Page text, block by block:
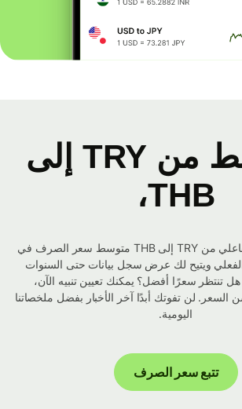
المخطط من TRY إلى
THB،
يستخدم مخططنا التفاعلي من TRY إلى THB متوسط ​​سعر الصرف في
ويتيح لك عرض سجل بيانات حتى السنوات
سعرًا أفضل؟ يمكنك تعيين تنبيه الآن،
لن تفوتك أبدًا آخر الأخبار بفضل ملخصاتنا
اليومية.
تتبع سعر الصرف